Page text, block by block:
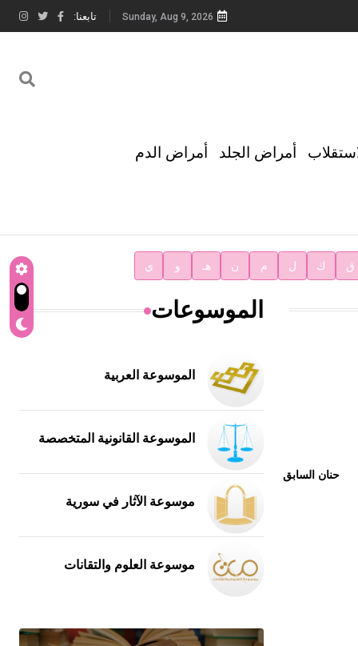
Sunday, Aug 9, 2026 تابعنا:
أمراض الجلد أمراض الدم
ق ك ل م ن هـ و ي
حنان السابق
الموسوعات
الموسوعة العربية
الموسوعة القانونية المتخصصة
موسوعة الآثار في سورية
موسوعة العلوم والتقانات